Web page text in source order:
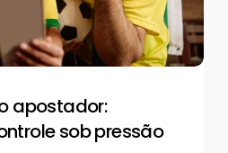
apostador:
sob pressão